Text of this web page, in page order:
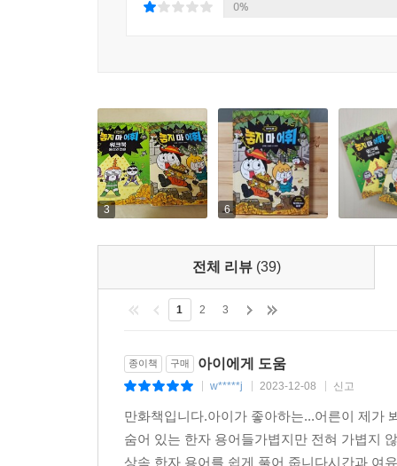
0%
3 6
전체 리뷰 (39)
1 2 3
종이책 구매 아이에게 도움
w*****j 2023-12-08 신고
만화책입니다.아이가 좋아하는...어른이 제가
숨어 있는 한자 용어들가볍지만 전혀 가볍지
상속 한자 용어를 쉽게 풀어 줍니다시간과 여